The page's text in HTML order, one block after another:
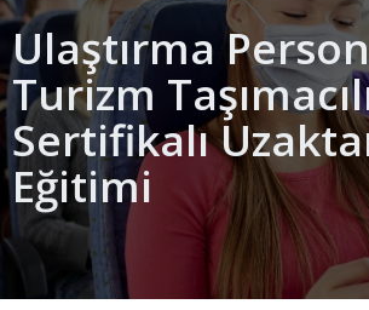
Ulaştırma
Turizm
Sertifikalı
Eğitimi